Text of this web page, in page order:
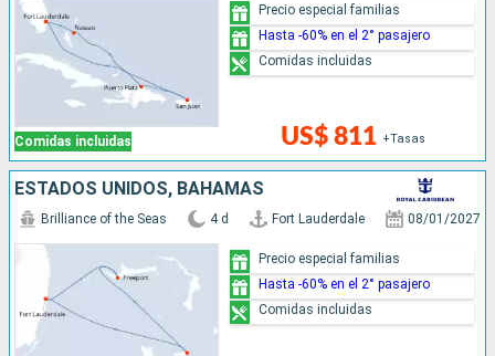
Comidas incluidas US$ 811 +Tasas
Precio especial familias
Hasta -60% en el 2° pasajero
Comidas incluidas
ESTADOS UNIDOS, BAHAMAS
Brilliance of the Seas 4 d Fort Lauderdale 08/01/2027
Precio especial familias
Hasta -60% en el 2° pasajero
Comidas incluidas